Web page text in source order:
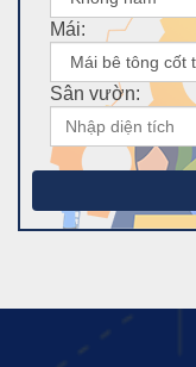
Mái:
Sân vườn: